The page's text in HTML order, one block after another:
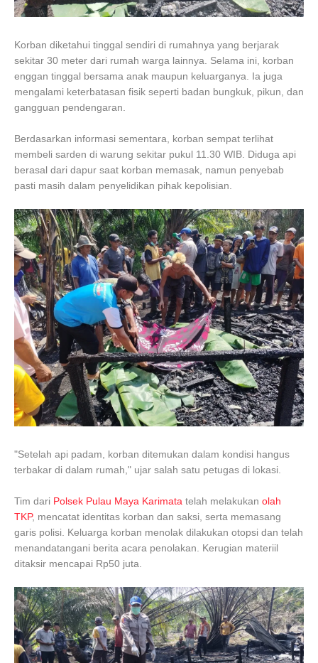
Korban diketahui tinggal sendiri di rumahnya yang berjarak
sekitar 30 meter dari rumah warga lainnya. Selama ini, korban
enggan tinggal bersama anak maupun keluarganya. Ia juga
mengalami keterbatasan fisik seperti badan bungkuk, pikun, dan
gangguan pendengaran.
Berdasarkan informasi sementara, korban sempat terlihat
membeli sarden di warung sekitar pukul 11.30 WIB. Diduga api
berasal dari dapur saat korban memasak, namun penyebab
pasti masih dalam penyelidikan pihak kepolisian.
"Setelah api padam, korban ditemukan dalam kondisi hangus
terbakar di dalam rumah," ujar salah satu petugas di lokasi.
Tim dari Polsek Pulau Maya Karimata telah melakukan olah
TKP, mencatat identitas korban dan saksi, serta memasang
garis polisi. Keluarga korban menolak dilakukan otopsi dan telah
menandatangani berita acara penolakan. Kerugian materiil
ditaksir mencapai Rp50 juta.